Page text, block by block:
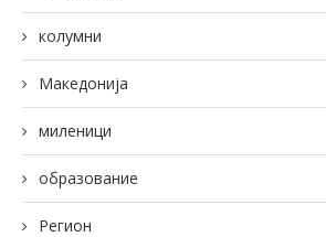
колумни
Македонија
миленици
образование
Регион